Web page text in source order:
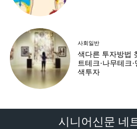
사회일반
색다른 투자방법
트테크·나무테크
색투자
시니어신문 네